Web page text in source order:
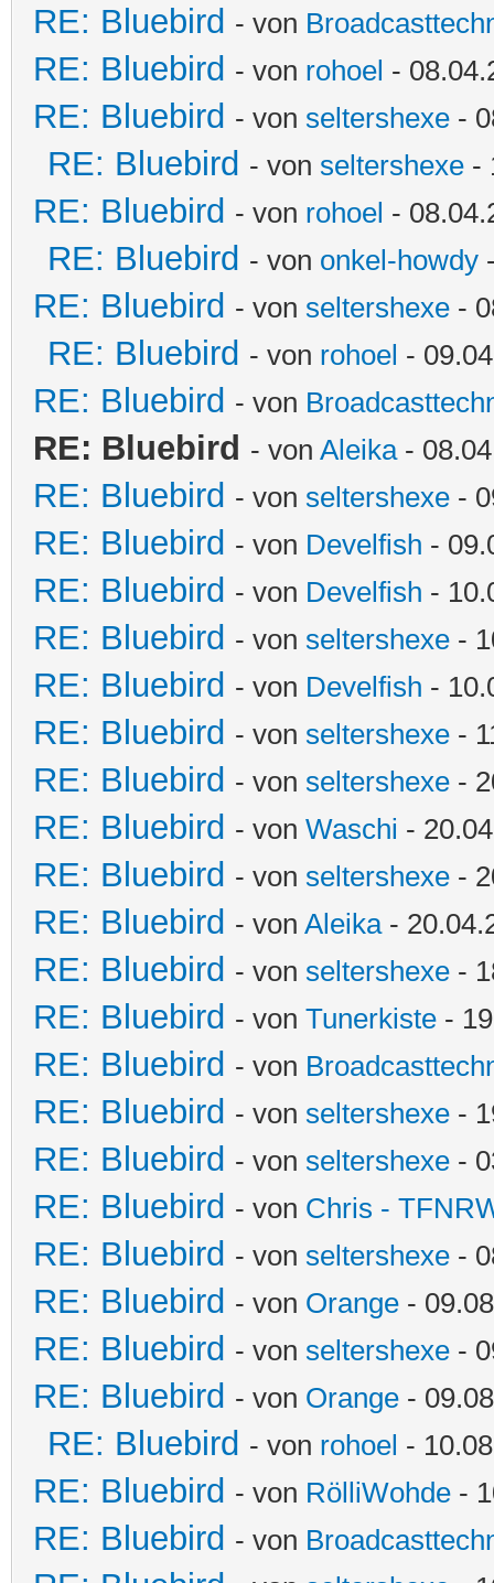
RE: Bluebird - von
RE: Bluebird - von rohoel -
RE: Bluebird - von seltershexe -
RE: Bluebird - von seltershexe -
RE: Bluebird - von rohoel -
RE: Bluebird - von onkel-howdy
RE: Bluebird - von seltershexe -
RE: Bluebird - von rohoel -
RE: Bluebird - von
RE: Bluebird - von Aleika-
RE: Bluebird - von seltershexe -
RE: Bluebird - von Develfish -
RE: Bluebird - von Develfish -
RE: Bluebird - von seltershexe -
RE: Bluebird - von Develfish -
RE: Bluebird - von seltershexe -
RE: Bluebird - von seltershexe -
RE: Bluebird - von Waschi -
RE: Bluebird - von seltershexe -
RE: Bluebird - von Aleika-
RE: Bluebird - von seltershexe -
RE: Bluebird - von Tunerkiste -
RE: Bluebird - von
RE: Bluebird - von seltershexe -
RE: Bluebird - von seltershexe -
RE: Bluebird - von Chris -
RE: Bluebird - von seltershexe -
RE: Bluebird - von Orange -
RE: Bluebird - von seltershexe -
RE: Bluebird - von Orange -
RE: Bluebird - von rohoel -
RE: Bluebird - von RölliWohde -
RE: Bluebird - von